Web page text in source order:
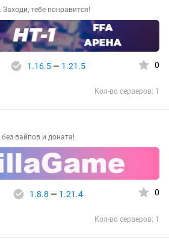
тебе понравится!
1.16.5— 1.21.5 0
Кол-во серверов: 1
вайпов и доната!
1.8.8 — 1.21.4 0
Кол-во серверов: 1